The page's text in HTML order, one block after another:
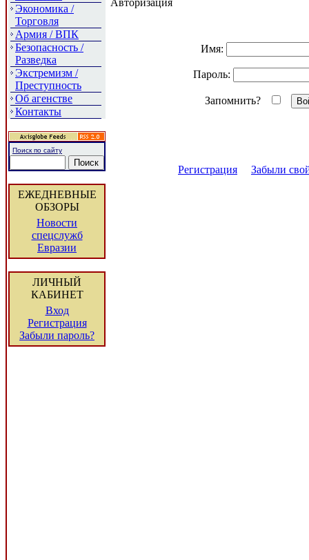
Экономика /
Торговля
Армия / ВПК
Безопасность /
Разведка
Экстремизм /
Преступность
Об агенстве
Контакты
Поиск по сайту
ЕЖЕДНЕВНЫЕ
ОБЗОРЫ
Новости
спецслужб
Евразии
ЛИЧНЫЙ
КАБИНЕТ
Вход
Регистрация
Забыли пароль?
Авторизация
Имя:
Пароль:
Запомнить?
Регистрация Забыли